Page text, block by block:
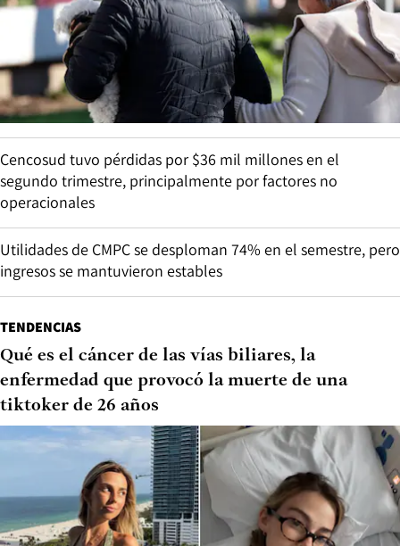
Cencosud tuvo pérdidas por $36 mil millones en el
segundo trimestre, principalmente por factores no
operacionales
Utilidades de CMPC se desploman 74% en el semestre, pero
ingresos se mantuvieron estables
TENDENCIAS
Qué es el cáncer de las vías biliares, la
enfermedad que provocó la muerte de una
tiktoker de 26 años